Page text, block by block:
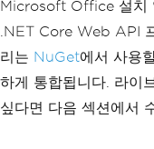
Microsoft Office 설치
.NET Core Web API
리는 NuGet에서 사용
하게 통합됩니다. 라이
싶다면 다음 섹션에서